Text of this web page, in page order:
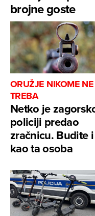
brojne goste
ORUŽJE NIKOME NE
TREBA
Netko je
policiji predao
zračnicu. Budite
kao ta osoba